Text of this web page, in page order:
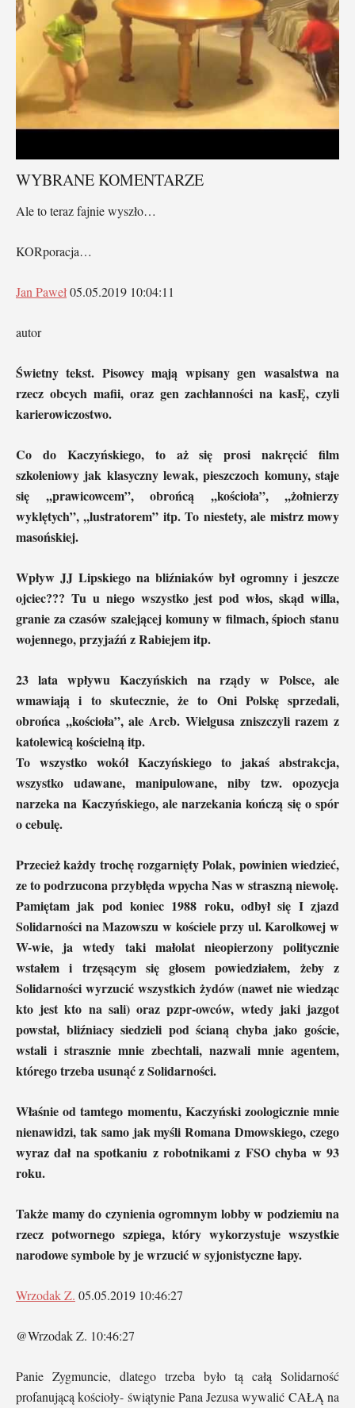
WYBRANE KOMENTARZE
Ale to teraz fajnie wyszło…
KORporacja…
Jan Paweł05.05.2019 10:04:11
autor
Świetny tekst. Pisowcy mają wpisany gen wasalstwa na
rzecz obcych mafii, oraz gen zachłanności na kasĘ, czyli
karierowiczostwo.
Co do Kaczyńskiego, to aż się prosi nakręcić film
szkoleniowy jak klasyczny lewak, pieszczoch komuny, staje
się ,,prawicowcem”, obrońcą ,,kościoła”, ,,żołnierzy
wyklętych”, ,,lustratorem” itp. To niestety, ale mistrz mowy
masońskiej.
Wpływ JJ Lipskiego na bliźniaków był ogromny i jeszcze
ojciec??? Tu u niego wszystko jest pod włos, skąd willa,
granie za czasów szalejącej komuny w filmach, śpioch stanu
wojennego, przyjaźń z Rabiejem itp.
23 lata wpływu Kaczyńskich na rządy w Polsce, ale
wmawiają i to skutecznie, że to Oni Polskę sprzedali,
obrońca ,,kościoła”, ale Arcb. Wielgusa zniszczyli razem z
katolewicą kościelną itp.
To wszystko wokół Kaczyńskiego to jakaś abstrakcja,
wszystko udawane, manipulowane, niby tzw. opozycja
narzeka na Kaczyńskiego, ale narzekania kończą się o spór
o cebulę.
Przecież każdy trochę rozgarnięty Polak, powinien wiedzieć,
ze to podrzucona przybłęda wpycha Nas w straszną niewolę.
Pamiętam jak pod koniec 1988 roku, odbył się I zjazd
Solidarności na Mazowszu w kościele przy ul. Karolkowej w
W-wie, ja wtedy taki małolat nieopierzony politycznie
wstałem i trzęsącym się głosem powiedziałem, żeby z
Solidarności wyrzucić wszystkich żydów (nawet nie wiedząc
kto jest kto na sali) oraz pzpr-owców, wtedy jaki jazgot
powstał, bliźniacy siedzieli pod ścianą chyba jako goście,
wstali i strasznie mnie zbechtali, nazwali mnie agentem,
którego trzeba usunąć z Solidarności.
Właśnie od tamtego momentu, Kaczyński zoologicznie mnie
nienawidzi, tak samo jak myśli Romana Dmowskiego, czego
wyraz dał na spotkaniu z robotnikami z FSO chyba w 93
roku.
Także mamy do czynienia ogromnym lobby w podziemiu na
rzecz potwornego szpiega, który wykorzystuje wszystkie
narodowe symbole by je wrzucić w syjonistyczne łapy.
Wrzodak Z. 05.05.2019 10:46:27
@Wrzodak Z. 10:46:27
Panie Zygmuncie, dlatego trzeba było tą całą Solidarność
profanującą kościoły- świątynie Pana Jezusa wywalić CAŁĄ na